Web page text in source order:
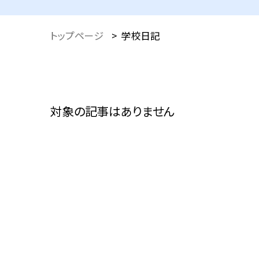
トップページ > 学校日記
対象の記事はありません